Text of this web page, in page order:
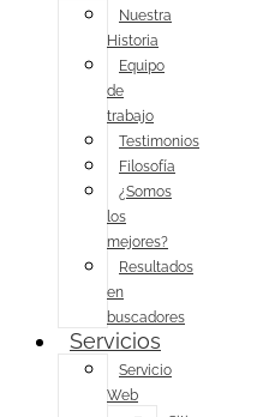
Nuestra
Historia
Equipo
de
trabajo
Testimonios
Filosofía
¿Somos
los
mejores?
Resultados
en
buscadores
Servicios
Servicio
Web